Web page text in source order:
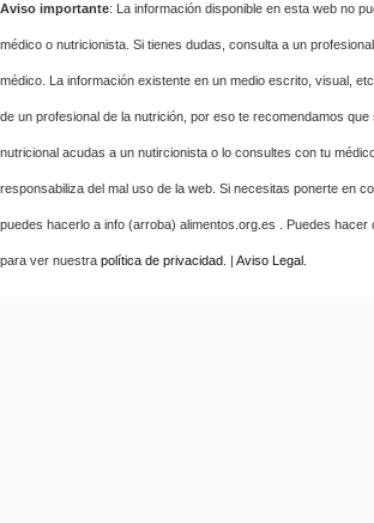
Aviso importante: La información disponible en esta web no
médico o nutricionista. Si tienes dudas, consulta a un
médico. La información existente en un medio escrito, visual,
de un profesional de la nutrición, por eso te recomendamos que
nutricional acudas a un nutircionista o lo consultes con tu
responsabiliza del mal uso de la web. Si necesitas ponerte en
puedes hacerlo a info (arroba) alimentos.org.es . Puedes hacer
para ver nuestra política de privacidad . | Aviso Legal